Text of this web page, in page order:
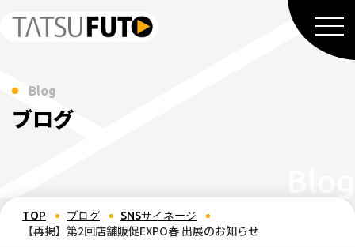
Blog
ブログ
TOP ブログ SNSサイネージ
【再掲】第2回店舗販促EXPO春 出展のお知らせ